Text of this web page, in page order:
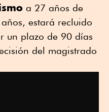
a 27 años de
estará recluido
un plazo de 90 días
del magistrado